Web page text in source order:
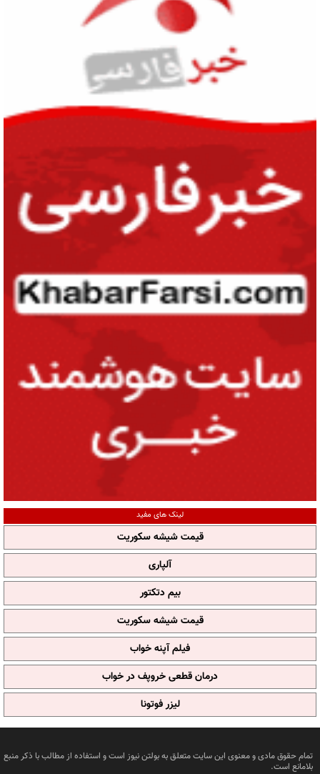
لینک های مفید
قیمت شیشه سکوریت
آلپاری
بیم دتکتور
قیمت شیشه سکوریت
فیلم آپنه خواب
درمان قطعی خروپف در خواب
لیزر فوتونا
تمام حقوق مادی و معنوی این سایت متعلق به بولتن نیوز است و استفاده از مطالب با ذکر منبع
بلامانع است.